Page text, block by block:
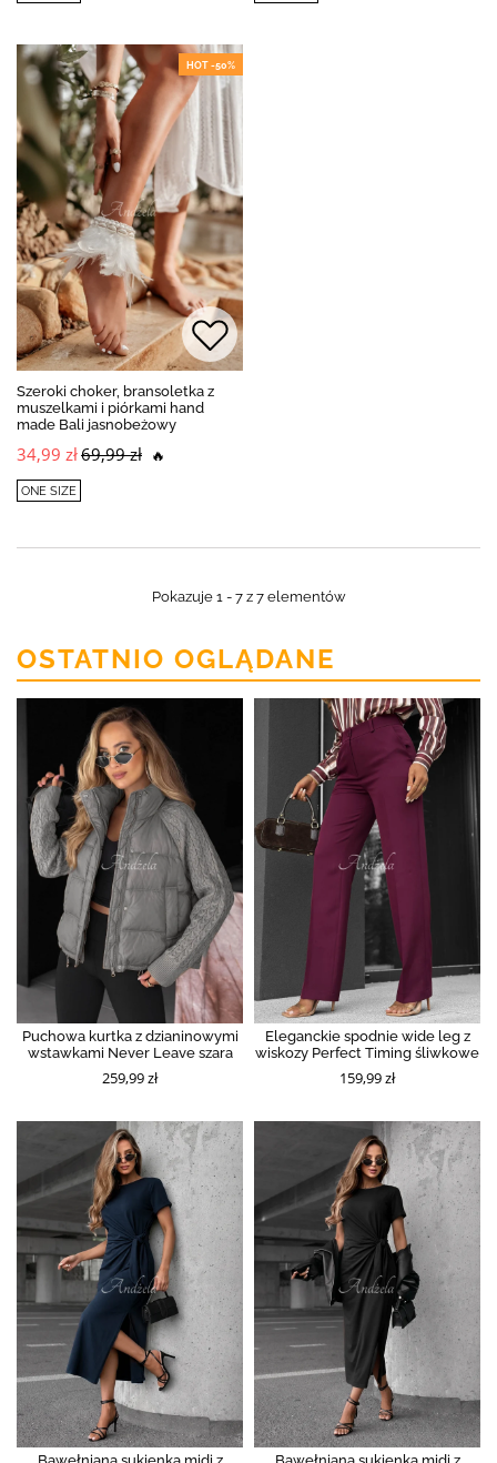
HOT -50%
Szeroki choker, bransoletka z
muszelkami i piórkami hand
made Bali jasnobeżowy
34,99 zł69,99 zł 🔥
ONE SIZE
Pokazuje 1 - 7 z 7 elementów
OSTATNIO OGLĄDANE
Puchowa kurtka z dzianinowymi
wstawkami Never Leave szara
259,99 zł
Eleganckie spodnie wide leg z
wiskozy Perfect Timing śliwkowe
159,99 zł